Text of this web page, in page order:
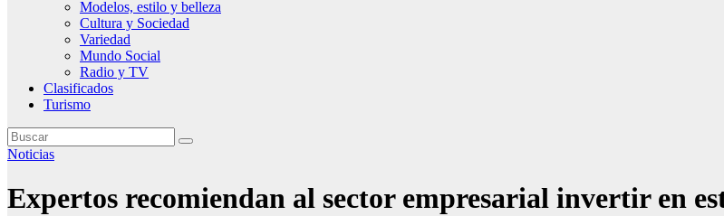
Modelos, estilo y belleza
Cultura y Sociedad
Variedad
Mundo Social
Radio y TV
Clasificados
Turismo
Noticias
Expertos recomiendan al sector empresarial invertir en